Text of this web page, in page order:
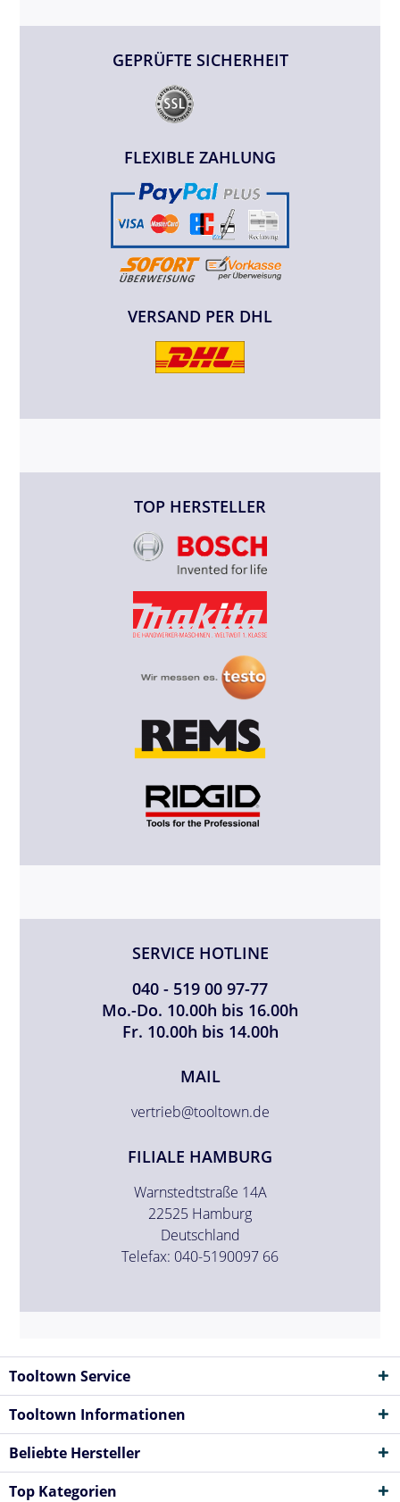
GEPRÜFTE SICHERHEIT
FLEXIBLE ZAHLUNG
VERSAND PER DHL
TOP HERSTELLER
SERVICE HOTLINE
040 - 519 00 97-77
Mo.-Do. 10.00h bis 16.00h
Fr. 10.00h bis 14.00h
MAIL
vertrieb@tooltown.de
FILIALE HAMBURG
Warnstedtstraße 14A
22525 Hamburg
Deutschland
Telefax: 040-5190097 66
Tooltown Service
Tooltown Informationen
Beliebte Hersteller
Top Kategorien